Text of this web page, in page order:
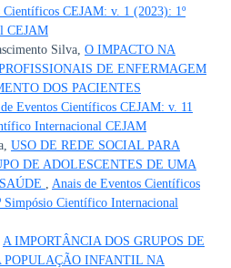
Científicos CEJAM: v. 1 (2023): 1º
CEJAM
Silva, O IMPACTO NA
DE ENFERMAGEM
DOS PACIENTES
Eventos Científicos CEJAM: v. 11
Internacional CEJAM
USO DE REDE SOCIAL PARA
DE ADOLESCENTES DE UMA
Anais de Eventos Científicos
Simpósio Científico Internacional
A IMPORTÂNCIA DOS GRUPOS DE
POPULAÇÃO INFANTIL NA